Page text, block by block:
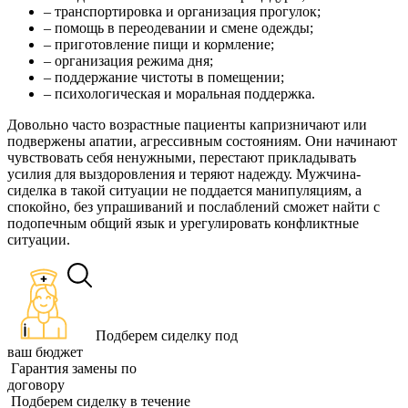
– транспортировка и организация прогулок;
– помощь в переодевании и смене одежды;
– приготовление пищи и кормление;
– организация режима дня;
– поддержание чистоты в помещении;
– психологическая и моральная поддержка.
Довольно часто возрастные пациенты капризничают или
подвержены апатии, агрессивным состояниям. Они начинают
чувствовать себя ненужными, перестают прикладывать
усилия для выздоровления и теряют надежду. Мужчина-
сиделка в такой ситуации не поддается манипуляциям, а
спокойно, без упрашиваний и послаблений сможет найти с
подопечным общий язык и урегулировать конфликтные
ситуации.
Подберем сиделку под
ваш бюджет
Гарантия замены по
договору
Подберем сиделку в течение